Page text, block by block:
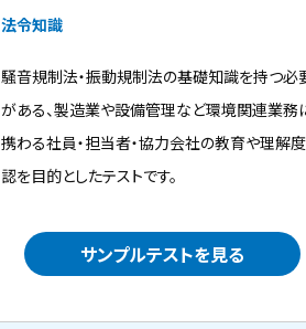
法令知識
騒音規制法・振動規制法の基礎知識を持つ必
がある、製造業や設備管理など環境関連業務
携わる社員・担当者・協力会社の教育や理解
認を目的としたテストです。
サンプルテストを見る